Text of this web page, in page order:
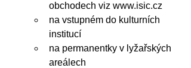
obchodech viz www.isic.cz
na vstupném do kulturních
institucí
na permanentky v lyžařských
areálech